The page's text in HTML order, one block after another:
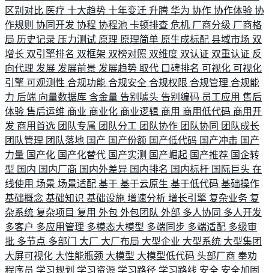
区别对比 医疗 十大趋势 十年变迁 升腾 华为 协作 协作体验 协
作规则 协同开发 协程 协程池 卡顿排查 危机 厂商分级 厂商格
局 历史记录 压力测试 原理 原理简单 原生成标配 县域市场 双
增长 双引擎排名 双框架 双榜对照 双维度 双认证 双重认证 反
向代理 发展 发展前景 发展趋势 取代 口碑排名 可视化 可视化
引擎 可观测性 合规功能 合规安全 合规权限 合规管理 合规能
力 后端 向量数据库 含金量 告别噱头 告别编码 员工应用 售后
体验 售后运维 商业 商业化 商业逻辑 商用 商用低代码 商用开
发 商用首选 团队专属 团队分工 团队协作 团队协同 团队成长
团队管理 团队落地 国产 国产份额 国产低代码 国产冲击 国产
力量 国产化 国产化替代 国产实测 国产崛起 国产推荐 国企转
型 国内 国内厂商 国内外差异 国内排名 国内标杆 国际巨头 在
线使用 场景 场景适配 基于 基于云原生 基于低代码 基础操作
基础概念 基础知识 基础设施 增速分析 增长引擎 复杂业务 复
杂系统 复杂项目 复用 外包 外包团队 外部 多人协同 多人开发
多客户 多应用管理 多模态大模型 多端同步 多端适配 多级审
批 多节点 多部门 大厂 大厂布局 大型企业 大型系统 大型集团
大屏可视化 大性能瓶颈 大模型 大模型低代码 头部厂商 奉劝
程序员 学习规划 学习资源 学习路径 学习路线 安全 安全加固